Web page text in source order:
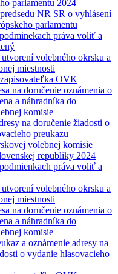
parlamentu 2024
NR SR o vyhlásení
parlamentu
práva voliť a
volebného okrsku a
miestnosti
OVK
na doručenie oznámenia o
a náhradníka do
komisie
na doručenie žiadosti o
preukazu
volebnej komisie
republiky 2024
práva voliť a
volebného okrsku a
miestnosti
na doručenie oznámenia o
a náhradníka do
komisie
a oznámenie adresy na
o vydanie hlasovacieho